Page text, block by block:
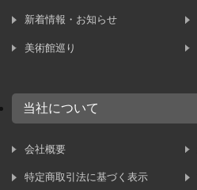
新着情報・お知らせ
美術館巡り
当社について
会社概要
特定商取引法に基づく表示